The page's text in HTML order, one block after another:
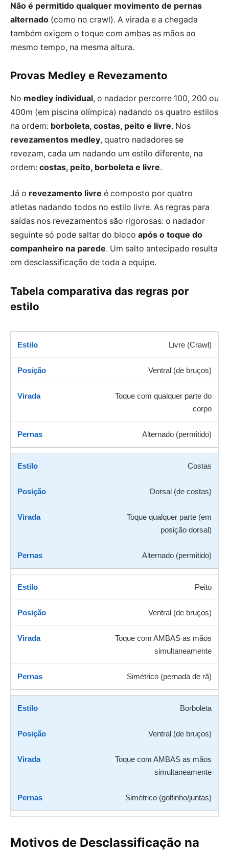
Não é permitido qualquer movimento de pernas
alternado (como no crawl). A virada e a chegada
também exigem o toque com ambas as mãos ao
mesmo tempo, na mesma altura.
Provas Medley e Revezamento
No medley individual, o nadador percorre 100, 200 ou
400m (em piscina olímpica) nadando os quatro estilos
na ordem: borboleta, costas, peito e livre. Nos
revezamentos medley, quatro nadadores se
revezam, cada um nadando um estilo diferente, na
ordem: costas, peito, borboleta e livre.
Já o revezamento livre é composto por quatro
atletas nadando todos no estilo livre. As regras para
saídas nos revezamentos são rigorosas: o nadador
seguinte só pode saltar do bloco após o toque do
companheiro na parede. Um salto antecipado resulta
em desclassificação de toda a equipe.
Tabela comparativa das regras por
estilo
Livre (Crawl)
Ventral (de bruços)
Toque com qualquer parte do
corpo
Alternado (permitido)
Costas
Dorsal (de costas)
Toque qualquer parte (em
posição dorsal)
Alternado (permitido)
Peito
Ventral (de bruços)
Toque com AMBAS as mãos
simultaneamente
Simétrico (pernada de rã)
Borboleta
Ventral (de bruços)
Toque com AMBAS as mãos
simultaneamente
Simétrico (golfinho/juntas)
Motivos de Desclassificação na